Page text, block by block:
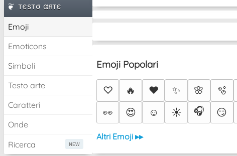
тєѕтσ αятє
Emoji
Emoticons
Simboli
Testo arte
Caratteri
Onde
Ricerca
Emoji Popolari
♡ 🔥 ❤️ ✨ 🌸 🫧
👀
😍 ☺️ ☀️ 🎧 😏
Altri Emoji ▸▸